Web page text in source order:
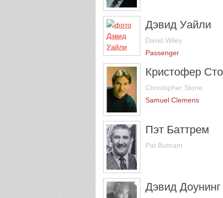
Дэвид Уайли
David Wiley
Passenger
Кристофер
Christopher Stone
Samuel Clemens
Пэт Баттрем
Pat Buttram
Дэвид Доунинг